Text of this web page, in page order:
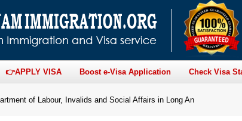
👉APPLY VISA Boost e-Visa Application Check Visa
of Labour, Invalids and Social Affairs in Long An